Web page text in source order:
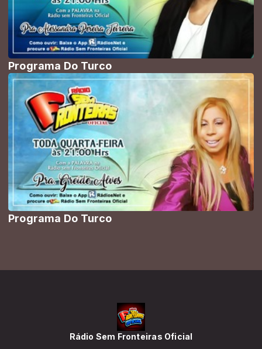
Programa Do Turco
Programa Do Turco
Rádio Sem Fronteiras Oficial